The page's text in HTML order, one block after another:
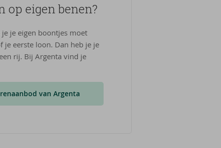
op eigen benen?
je eigen boontjes moet
je eerste loon. Dan heb je je
rij. Bij Argenta vind je
van Argenta